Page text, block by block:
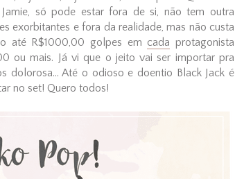
só pode estar fora de si, não tem outra
exorbitantes e fora da realidade, mas não custa
até R$1000,00 golpes em cada protagonista
ou mais. Já vi que o jeito vai ser importar pra
dolorosa... Até o odioso e doentio Black Jack é
no set! Quero todos!